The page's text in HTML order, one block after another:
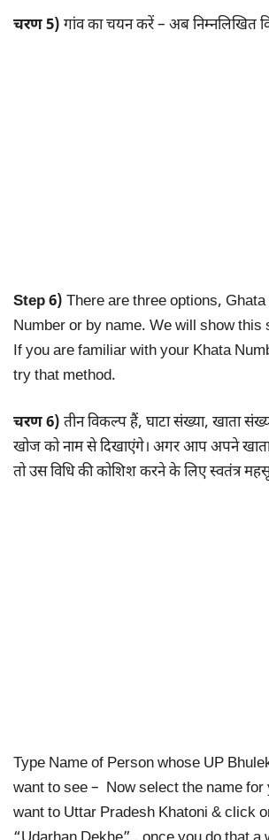
चरण 5) गांव का चयन करें – अब निम्नलिखित
Step 6) There are three options,
Number or by name. We will show this
If you are familiar with your Khata
try that method.
चरण 6) तीन विकल्प हैं, घाटा संख्या, खाता
खोज को नाम से दिखाएंगे। अगर आप अपने
तो उस विधि की कोशिश करने के लिए स्वतंत्र
Type Name of Person whose UP
want to see – Now select the name for
want to Uttar Pradesh Khatoni & click